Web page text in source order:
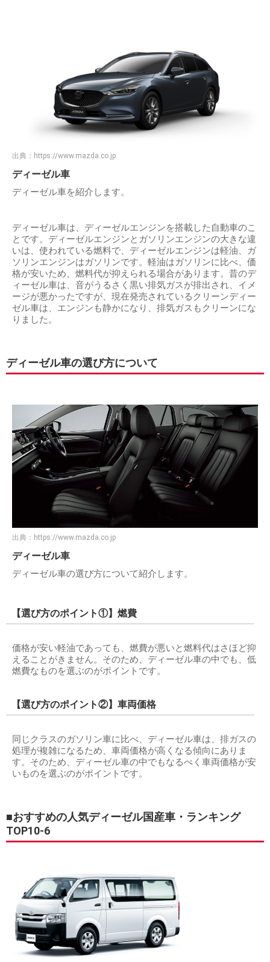
出典： https://www.mazda.co.jp
ディーゼル車
ディーゼル車を紹介します。
ディーゼル車は、ディーゼルエンジンを搭載した自動車のこ
とです。ディーゼルエンジンとガソリンエンジンの大きな違
いは、使われている燃料で、ディーゼルエンジンは軽油、ガ
ソリンエンジンはガソリンです。軽油はガソリンに比べ、価
格が安いため、燃料代が抑えられる場合があります。昔のデ
ィーゼル車は、音がうるさく黒い排気ガスが排出され、イメ
ージが悪かったですが、現在発売されているクリーンディー
ゼル車は、エンジンも静かになり、排気ガスもクリーンにな
りました。
ディーゼル車の選び方について
出典： https://www.mazda.co.jp
ディーゼル車
ディーゼル車の選び方について紹介します。
【選び方のポイント①】燃費
価格が安い軽油であっても、燃費が悪いと燃料代はさほど抑
えることがきません。そのため、ディーゼル車の中でも、低
燃費なものを選ぶのがポイントです。
【選び方のポイント②】車両価格
同じクラスのガソリン車に比べ、ディーゼル車は、排ガスの
処理が複雑になるため、車両価格が高くなる傾向にありま
す。そのため、ディーゼル車の中でもなるべく車両価格が安
いものを選ぶのがポイントです。
■おすすめの人気ディーゼル国産車・ランキング
TOP10-6